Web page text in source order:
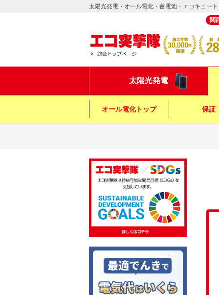
太陽光発電・オール電化・蓄電池・エコキュー
関
太陽光発電
オール電化トップ 保証